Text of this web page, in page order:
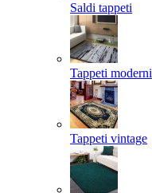
Saldi tappeti
Tappeti moderni
Tappeti vintage